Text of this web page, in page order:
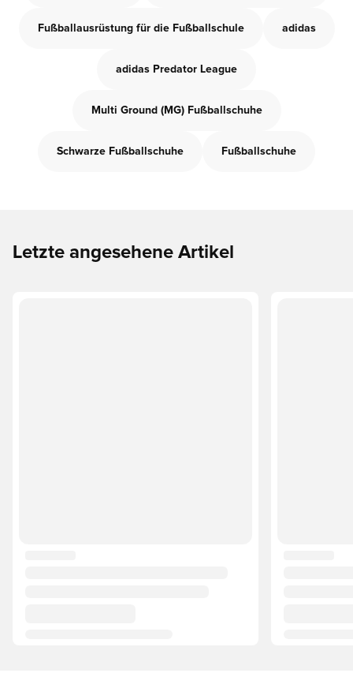
Fußballausrüstung für die Fußballschule adidas
adidas Predator League
Multi Ground (MG) Fußballschuhe
Schwarze Fußballschuhe Fußballschuhe
Letzte angesehene Artikel